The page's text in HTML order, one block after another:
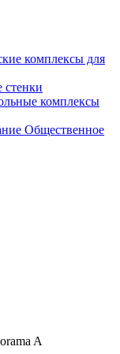
комплексы для
комплексы
Общественное
A